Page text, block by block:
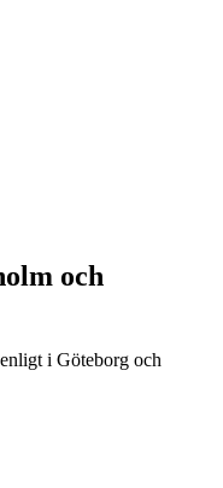
och
i Göteborg och